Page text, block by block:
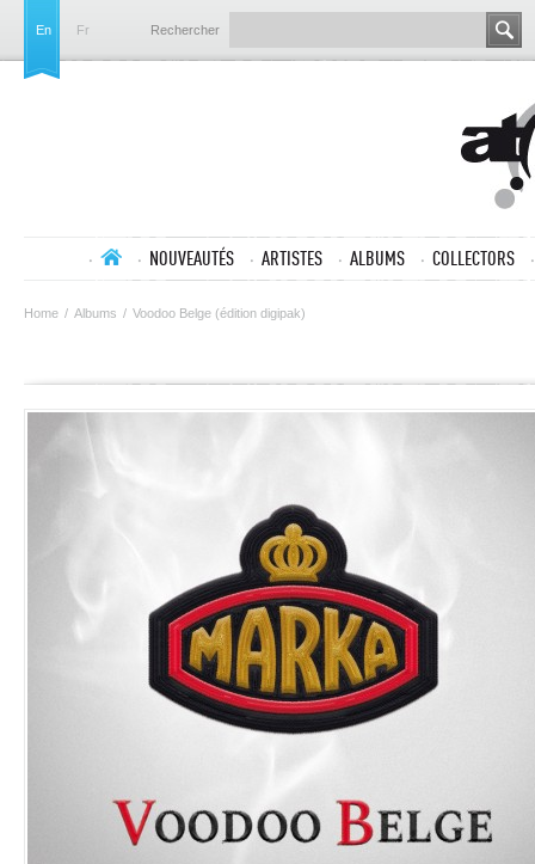
En Fr Rechercher
NOUVEAUTÉS ARTISTES ALBUMS COLLECTORS
Home / Albums / Voodoo Belge (édition digipak)